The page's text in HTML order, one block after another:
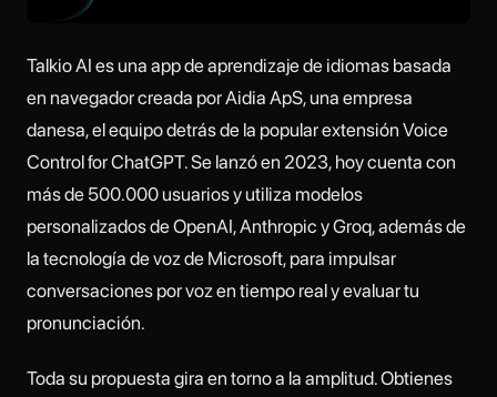
Talkio AI es una app de aprendizaje de idiomas basada
en navegador creada por Aidia ApS, una empresa
danesa, el equipo detrás de la popular extensión Voice
Control for ChatGPT. Se lanzó en 2023, hoy cuenta con
más de 500.000 usuarios y utiliza modelos
personalizados de OpenAI, Anthropic y Groq, además de
la tecnología de voz de Microsoft, para impulsar
conversaciones por voz en tiempo real y evaluar tu
pronunciación.
Toda su propuesta gira en torno a la amplitud. Obtienes